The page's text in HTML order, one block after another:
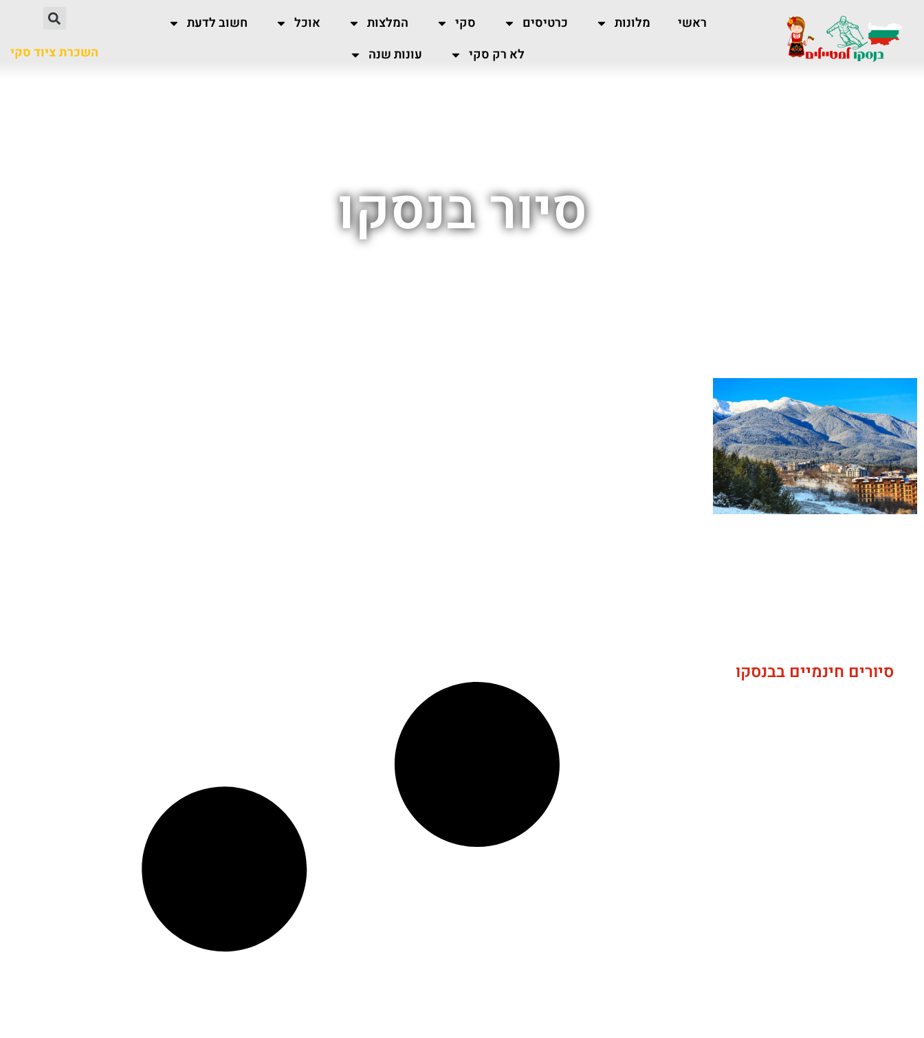
ראשי מלונות כרטיסים סקי המלצות אוכל
חשוב לדעת
לא רק סקי
עונות שנה השכרת ציוד סקי
סיור בנסקו
סיורים חינמיים בבנסקו